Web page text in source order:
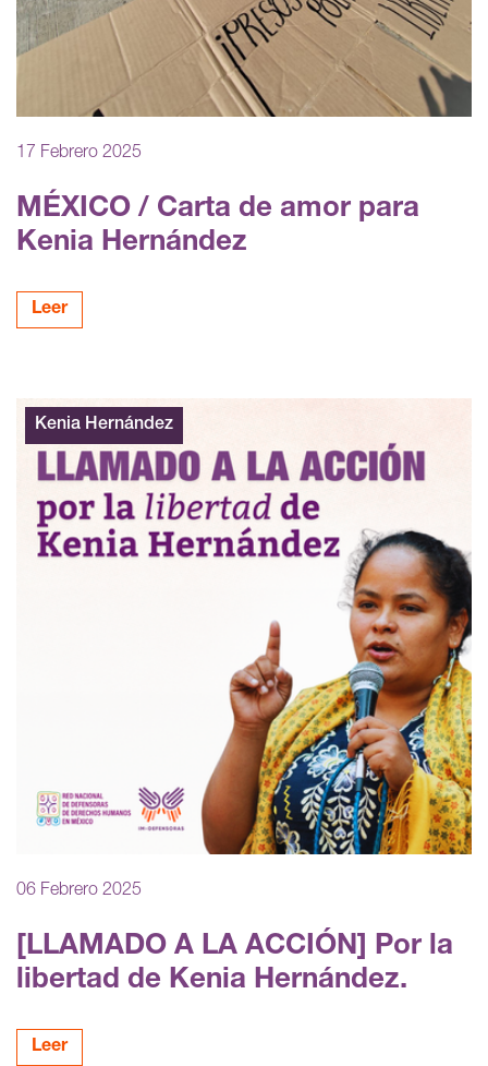
17 Febrero 2025
MÉXICO / Carta de amor para
Kenia Hernández
Leer
06 Febrero 2025
[LLAMADO A LA ACCIÓN] Por la
libertad de Kenia Hernández.
Leer
Kenia Hernández